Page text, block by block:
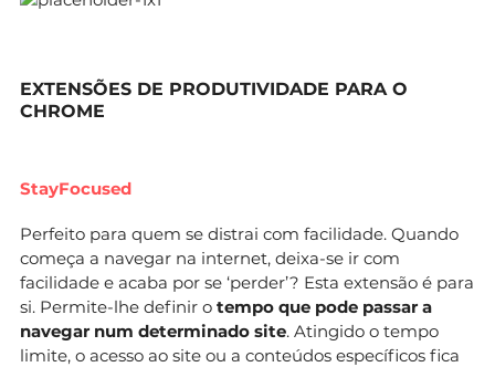
EXTENSÕES DE PRODUTIVIDADE PARA O
CHROME
StayFocused
Perfeito para quem se distrai com facilidade. Quando
começa a navegar na internet, deixa-se ir com
facilidade e acaba por se ‘perder’? Esta extensão é para
si. Permite-lhe definir o tempo que pode passar a
navegar num determinado site. Atingido o tempo
limite, o acesso ao site ou a conteúdos específicos fica